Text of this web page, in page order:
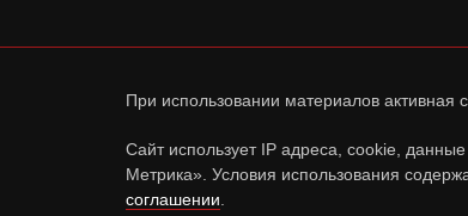
При использовании материалов активная
Сайт использует IP адреса, cookie,
Метрика». Условия использования
соглашении